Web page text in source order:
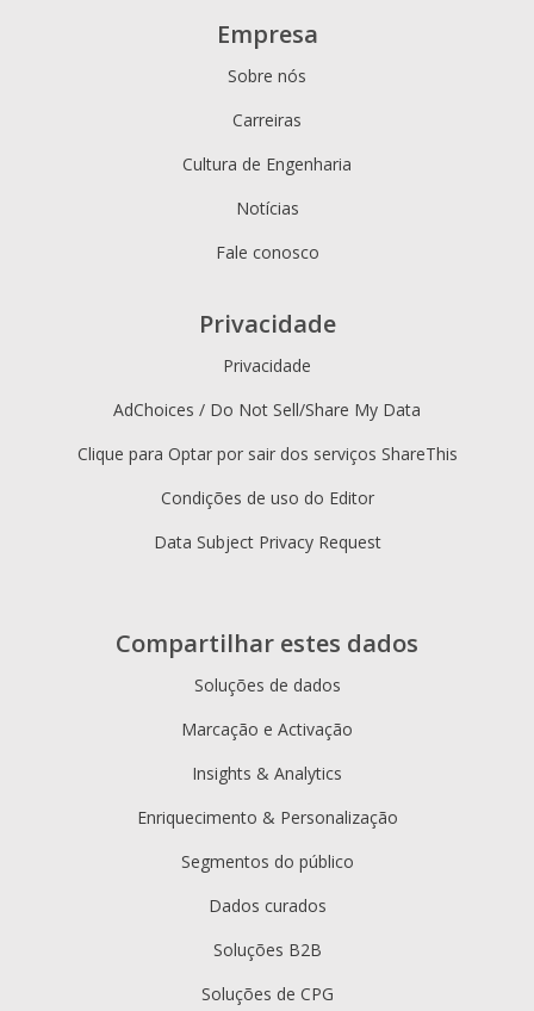
Compartilhar estes dados
Soluções de dados
Marcação e Activação
Insights & Analytics
Enriquecimento & Personalização
Segmentos do público
Dados curados
Soluções B2B
Soluções de CPG
Empresa
Sobre nós
Carreiras
Cultura de Engenharia
Notícias
Fale conosco
Privacidade
Privacidade
AdChoices / Do Not Sell/Share My Data
Clique para Optar por sair dos serviços ShareThis
Condições de uso do Editor
Data Subject Privacy Request